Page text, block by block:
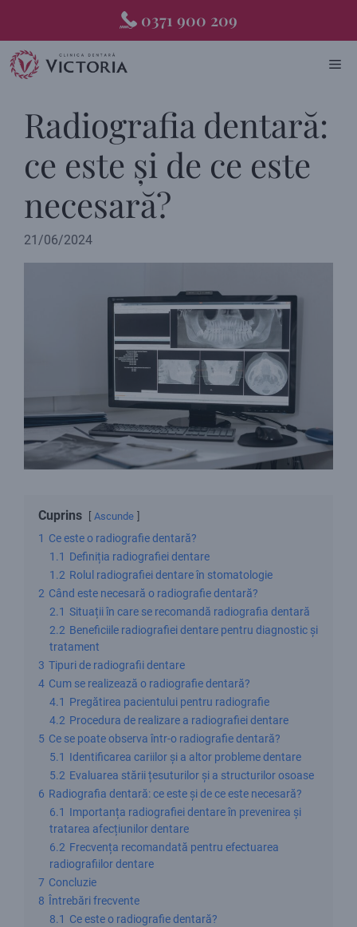
content
0371 900 209
Radiografia dentară:
ce este și de ce este
necesară?
21/06/2024
Cuprins Ascunde
1 Ce este o radiografie dentară?
1.1 Definiția radiografiei dentare
1.2 Rolul radiografiei dentare în stomatologie
2 Când este necesară o radiografie dentară?
2.1 Situații în care se recomandă radiografia dentară
2.2 Beneficiile radiografiei dentare pentru diagnostic și
tratament
3 Tipuri de radiografii dentare
4 Cum se realizează o radiografie dentară?
4.1 Pregătirea pacientului pentru radiografie
4.2 Procedura de realizare a radiografiei dentare
5 Ce se poate observa într-o radiografie dentară?
5.1 Identificarea cariilor și a altor probleme dentare
5.2 Evaluarea stării țesuturilor și a structurilor osoase
6 Radiografia dentară: ce este și de ce este necesară?
6.1 Importanța radiografiei dentare în prevenirea și
tratarea afecțiunilor dentare
6.2 Frecvența recomandată pentru efectuarea
radiografiilor dentare
7 Concluzie
8 Întrebări frecvente
8.1 Ce este o radiografie dentară?